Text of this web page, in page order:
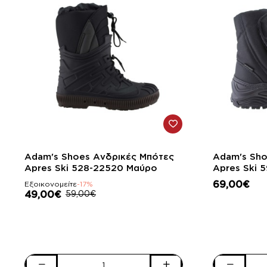
-17%
Adam's Shoes Ανδρικές Μπότες
Apres Ski 528-22520 Μαύρο
Εξοικονομείτε-17%
49,00€ 59,00€
Adam's
69,00€